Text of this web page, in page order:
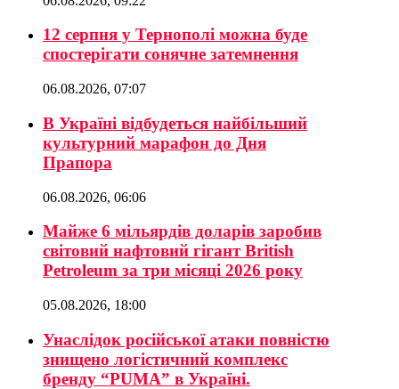
12 серпня у Тернополі можна буде
спостерігати сонячне затемнення
06.08.2026, 07:07
В Україні відбудеться найбільший
культурний марафон до Дня
Прапора
06.08.2026, 06:06
Майже 6 мільярдів доларів заробив
світовий нафтовий гігант British
Petroleum за три місяці 2026 року
05.08.2026, 18:00
Унаслідок російської атаки повністю
знищено логістичний комплекс
бренду “PUMA” в Україні.